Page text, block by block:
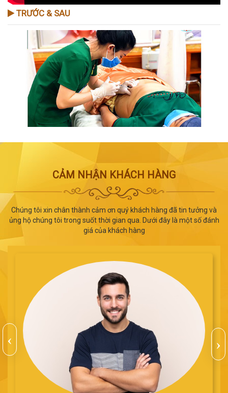
TRƯỚC & SAU
CẢM NHẬN KHÁCH HÀNG
Chúng tôi xin chân thành cảm ơn quý khách hàng đã tin tưởng và
ủng hộ chúng tôi trong suốt thời gian qua. Dưới đây là một số đánh
giá của khách hàng